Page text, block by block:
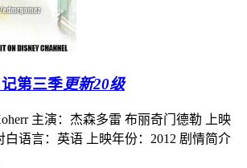
第三季更新20级
主演：杰森多雷 布丽奇门德勒 上映
白语言：英语 上映年份：2012 剧情简介